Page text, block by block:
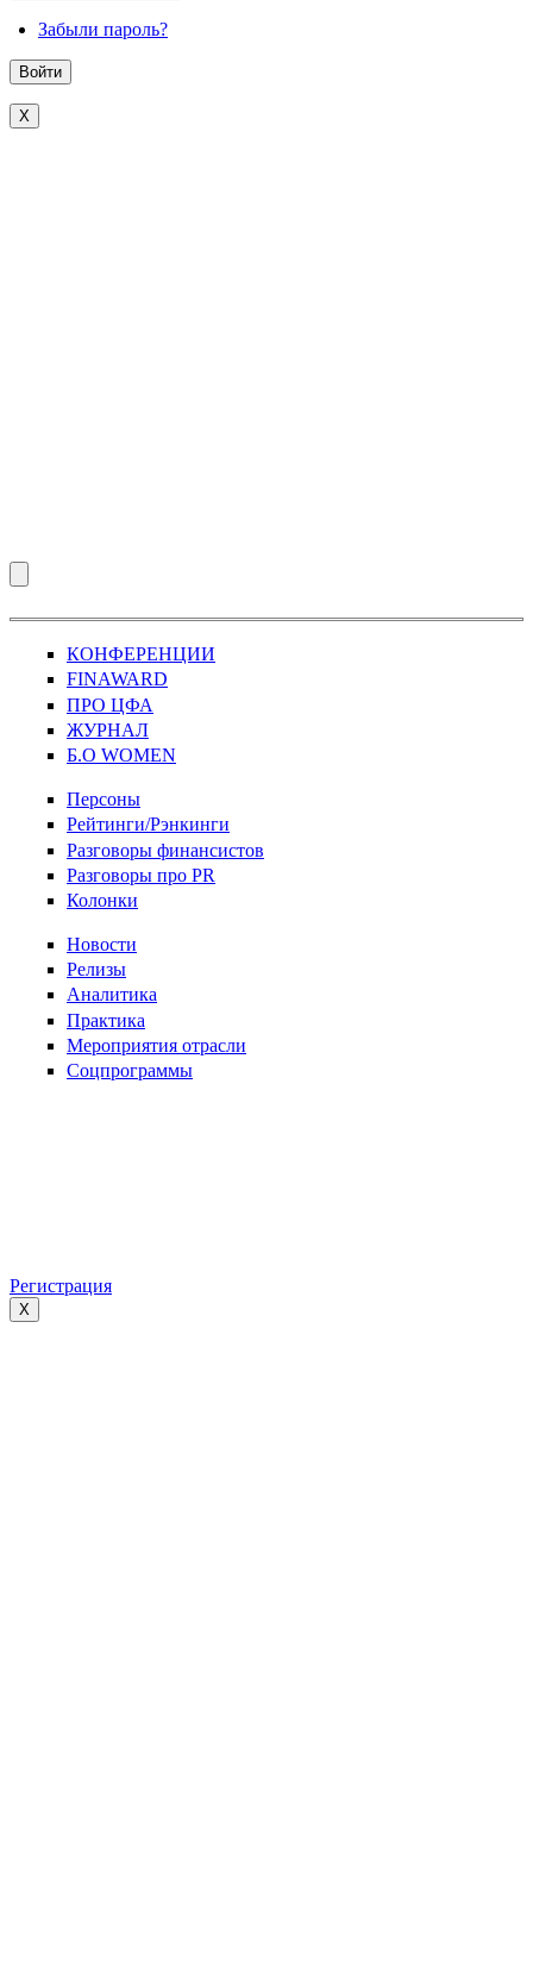
Забыли пароль?
X
КОНФЕРЕНЦИИ
FINAWARD
ПРО ЦФА
ЖУРНАЛ
Б.О WOMEN
Персоны
Рейтинги/Рэнкинги
Разговоры финансистов
Разговоры про PR
Колонки
Новости
Релизы
Аналитика
Практика
Мероприятия отрасли
Соцпрограммы
Регистрация
X